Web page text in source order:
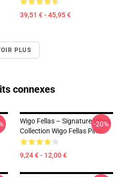
39,51 € - 45,95 €
PLUS
connexes
Wigo Fellas – Signature Vibes
Collection Wigo Fellas Pins
9,24 € - 12,00 €
-20%